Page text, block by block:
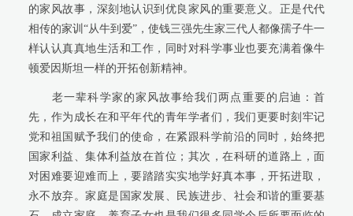
的家风故事，深刻地认识到优良家风的重要意义。正是代代
相传的家训“从牛到爱”，使钱三强先生家三代人都像孺子牛一
样认认真真地生活和工作，同时对科学事业也要充满着像牛
顿爱因斯坦一样的开拓创新精神。
老一辈科学家的家风故事给我们两点重要的启迪：首
先，作为成长在和平年代的青年学者们，我们更要时刻牢记
党和祖国赋予我们的使命，在紧跟科学前沿的同时，始终把
国家利益、集体利益放在首位；其次，在科研的道路上，面
对困难要迎难而上，要踏踏实实地学好真本事，开拓进取，
永不放弃。家庭是国家发展、民族进步、社会和谐的重要基